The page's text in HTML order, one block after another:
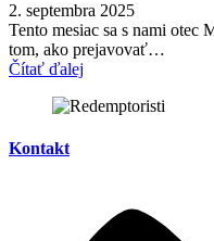
2. septembra 2025
Tento mesiac sa s nami
tom, ako prejavovať…
Čítať ďalej
Kontakt